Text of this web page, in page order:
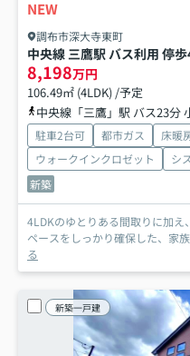
NEW
調布市深大寺東町
8,198万円
106.49㎡ (4LDK) /予定
中央線「三鷹」駅 バス23分 小田
駐車2台可 都市ガス 床暖
ウォークインクロゼット
シ
新築
4LDKのゆとりある間取りに加え
ペースをしっかり確保した、家
る
新築一戸建